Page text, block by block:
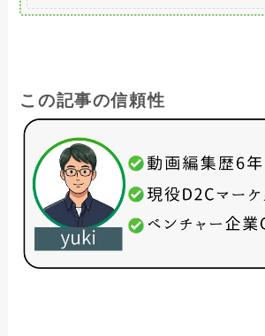
この記事の信頼性